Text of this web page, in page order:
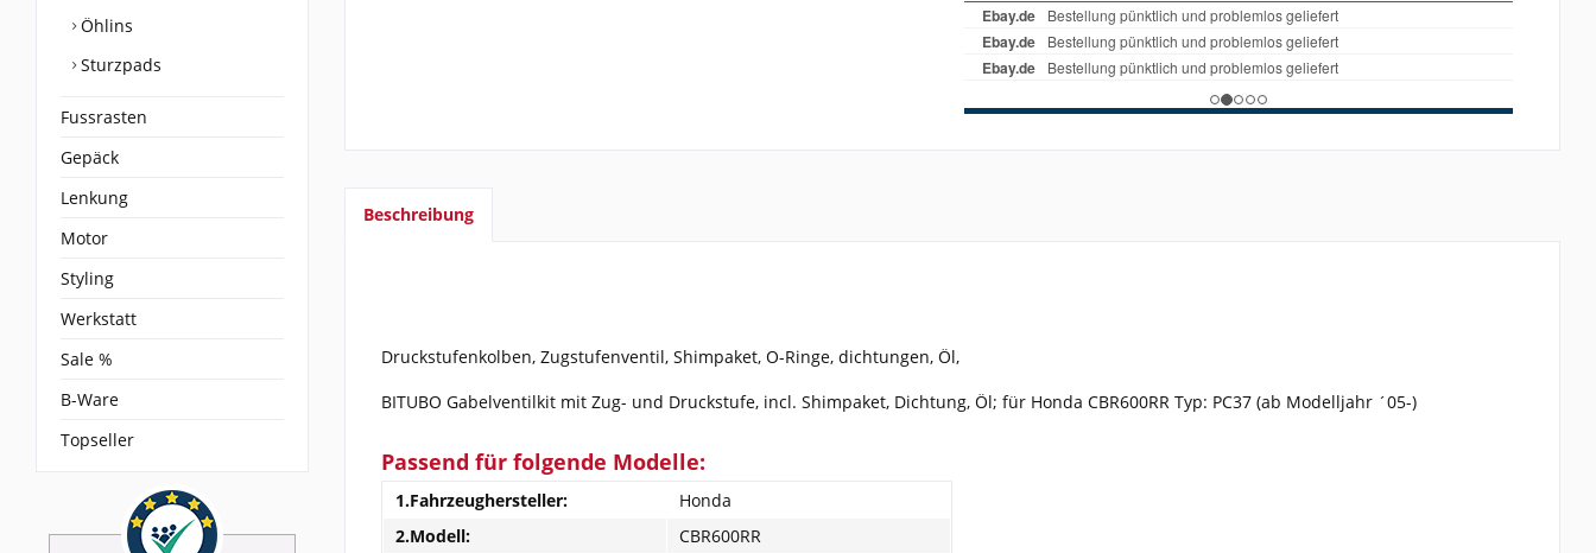
Öhlins
Sturzpads
Fussrasten
Gepäck
Lenkung
Motor
Styling
Werkstatt
Sale %
B-Ware
Topseller
Beschreibung
Druckstufenkolben, Zugstufenventil, Shimpaket, O-Ringe, dichtungen, Öl,
BITUBO Gabelventilkit mit Zug- und Druckstufe, incl. Shimpaket, Dichtung, Öl; für Honda CBR600RR Typ: PC37 (ab Modelljahr ´05-)
Passend für folgende Modelle:
1.Fahrzeughersteller:
Honda
2.Modell:
CBR600RR